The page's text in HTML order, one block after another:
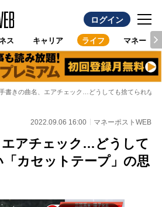
ログイン
ス キャリア ライフ マネー
書きの曲名、エアチェック…どうしても捨てられない
2022.09.06 16:00 マネーポストWEB
エアチェック…どうして
「カセットテープ」の思